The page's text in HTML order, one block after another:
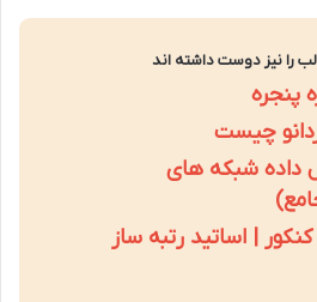
را نیز دوست داشته اند
پنجره
چیست
داده شبکه های
| اساتید رتبه ساز